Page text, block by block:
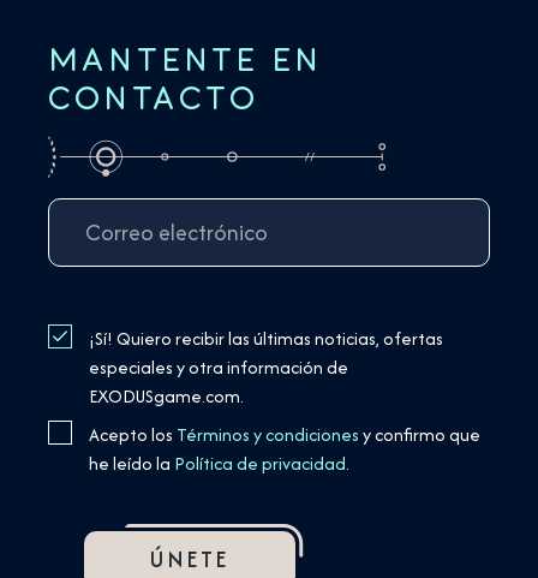
MANTENTE EN
CONTACTO
¡Sí! Quiero recibir las últimas noticias, ofertas
especiales y otra información de
EXODUSgame.com.
Acepto los Términos y condicionesy confirmo que
he leído la Política de privacidad.
ÚNETE